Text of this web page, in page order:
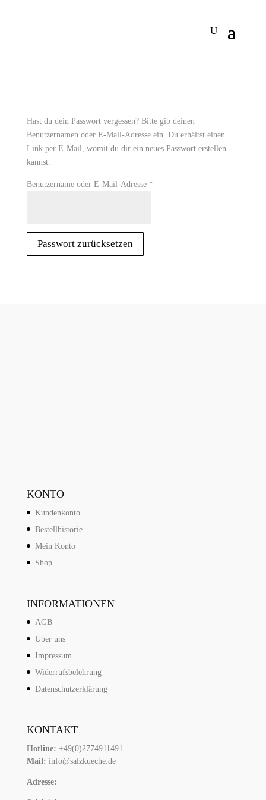
Hast du dein Passwort vergessen? Bitte gib deinen
Benutzernamen oder E-Mail-Adresse ein. Du erhältst einen
Link per E-Mail, womit du dir ein neues Passwort erstellen
kannst.
Benutzername oder E-Mail-Adresse *Erforderlich
Passwort zurücksetzen
KONTO
Kundenkonto
Bestellhistorie
Mein Konto
Shop
INFORMATIONEN
AGB
Über uns
Impressum
Widerrufsbelehrung
Datenschutzerklärung
KONTAKT
Hotline: +49(0)2774911491
Mail: info@salzkueche.de
Adresse: